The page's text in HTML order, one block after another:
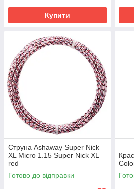
Купити
Струна Ashaway Super Nick
XL Micro 1.15 Super Nick XL
red
Готово до відправки